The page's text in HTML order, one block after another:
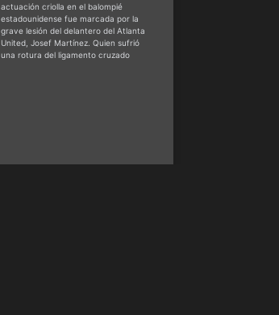
actuación criolla en el balompié
estadounidense fue marcada por la
grave lesión del delantero del Atlanta
United, Josef Martínez. Quien sufrió
una rotura del ligamento cruzado